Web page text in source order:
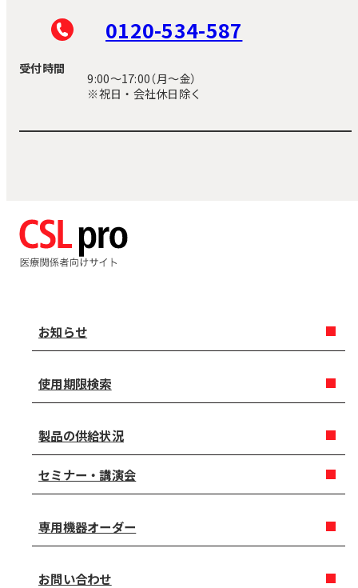
0120-534-587
受付時間
9:00〜17:00（月～金）
※祝日・会社休日除く
お知らせ
使用期限検索
製品の供給状況
セミナー・講演会
専用機器オーダー
お問い合わせ